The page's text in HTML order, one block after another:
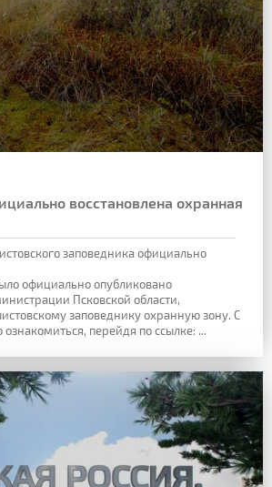
восстановлена охранная
заповедника официально
официально опубликовано
Псковской области,
заповеднику охранную зону. С
перейдя по ссылке: ...